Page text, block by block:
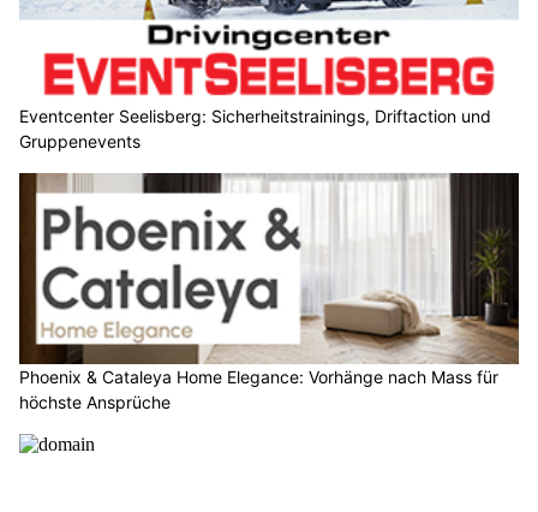
Eventcenter Seelisberg: Sicherheitstrainings, Driftaction und
Gruppenevents
Phoenix & Cataleya Home Elegance: Vorhänge nach Mass für
höchste Ansprüche